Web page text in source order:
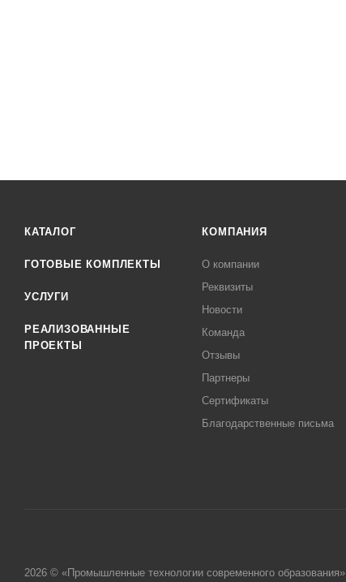
КАТАЛОГ
ГОТОВЫЕ КОМПЛЕКТЫ
УСЛУГИ
РЕАЛИЗОВАННЫЕ
ПРОЕКТЫ
КОМПАНИЯ
О компании
Реквизиты
Новости
Команда
Отзывы
Партнеры
Сертификаты
Благодарственные письма
2026 © «Промышленные технологии современного образования»